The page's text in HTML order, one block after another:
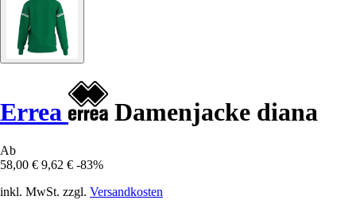
Errea Damenjacke diana
Ab
58,00 € 9,62 € -83%
inkl. MwSt. zzgl. Versandkosten